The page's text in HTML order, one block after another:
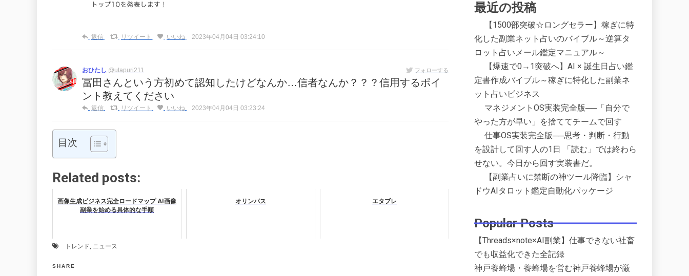
返信 リツイート いいね 2023年04月04日 03:24:10
おひたし @utapuri211 フォローする
冨田さんという方初めて認知したけどなんか…信者なんか？？？信用するポイ
ント教えてください
返信 リツイート いいね 2023年04月04日 03:23:24
目次
Related posts:
画像生成ビジネス完全ロードマップ AI画像
副業を始める具体的な手順
オリンパス エタブレ
トレンド, ニュース
SHARE
最近の投稿
【1500部突破☆ロングセラー】稼ぎに特
化した副業ネット占いのバイブル～逆算タ
ロット占いメール鑑定マニュアル～
【爆速で0→1突破へ】AI × 誕生日占い鑑
定書作成バイブル～稼ぎに特化した副業ネ
ット占いビジネス
マネジメントOS実装完全版──「自分で
やった方が早い」を捨ててチームで回す
仕事OS実装完全版──思考・判断・行動
を設計して回す人の1日 「読む」では終わら
せない。今日から回す実装書だ。
【副業占いに禁断の神ツール降臨】シャ
ドウAIタロット鑑定自動化パッケージ
Popular Posts
【Threads×note×AI副業】仕事できない社畜
でも収益化できた全記録
神戸養蜂場・養蜂場を営む神戸養蜂場が厳